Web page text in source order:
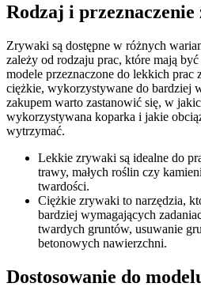
Rodzaj i
Zrywaki są dostępne w różnych
zależy od rodzaju prac, które mają
modele przeznaczone do lekkich
ciężkie, wykorzystywane do bardziej
zakupem warto zastanowić się, w
wykorzystywana koparka i jakie
wytrzymać.
Lekkie zrywaki są idealne do
trawy, małych roślin czy
twardości.
Ciężkie zrywaki to narzędzia,
bardziej wymagających
twardych gruntów, usuwanie
betonowych nawierzchni.
Dostosowanie do